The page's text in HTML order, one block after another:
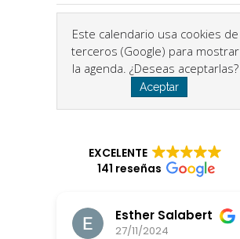
Este calendario usa cookies de
terceros (Google) para mostrar
la agenda. ¿Deseas aceptarlas?
Aceptar
EXCELENTE
141 reseñas
Esther Salabert
27/11/2024